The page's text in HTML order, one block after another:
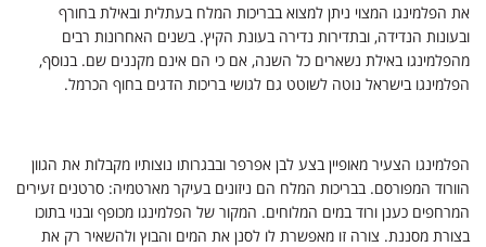
את הפלמינגו המצוי ניתן למצוא בבריכות המלח בעתלית ובאילת בחורף
ובעונות הנדידה, ובתדירות נדירה בעונת הקיץ. בשנים האחרונות רבים
מהפלמינגו באילת נשארים כל השנה, אם כי הם אינם מקננים שם. בנוסף,
הפלמינגו בישראל נוטה לשוטט גם לגושי בריכות הדגים בחוף הכרמל.
הפלמינגו הצעיר מאופיין בצע לבן אפרפר ובבגרותו נוצותיו מקבלות את הגוון
הוורוד המפורסם. בבריכות המלח הם ניזונים בעיקר מארטמיה: סרטנים זעירים
המרחפים כענן ורוד במים המלוחים. המקור של הפלמינגו מכופף ובנוי בתוכו
בצורת מסננת. צורה זו מאפשרת לו לסנן את המים והבוץ ולהשאיר רק את